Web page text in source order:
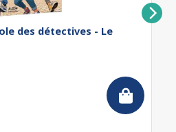
des détectives - Le